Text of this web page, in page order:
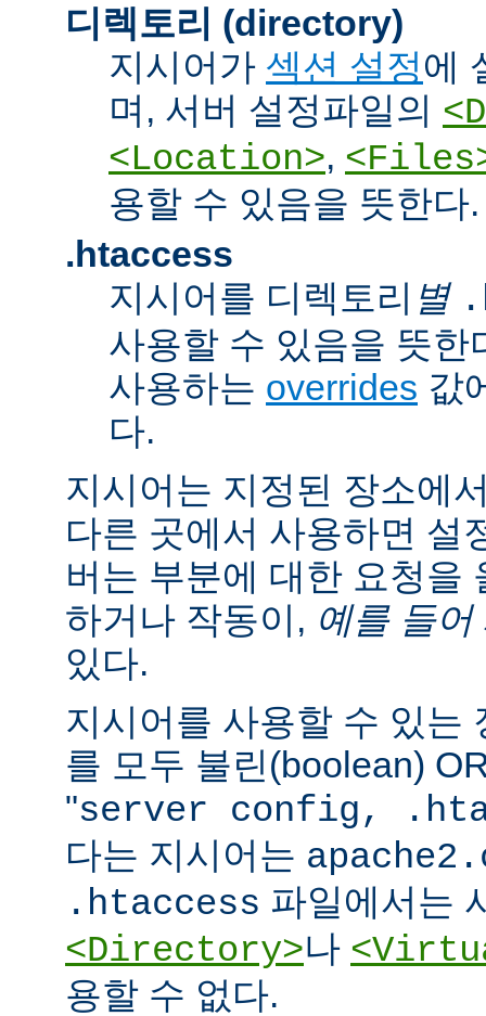
디렉토리 (directory)
지시어가 섹션 설정에
며, 서버 설정파일의
<Location>,
용할 수 있음을 뜻한다.
.htaccess
지시어를 디렉토리 별
사용할 수 있음을 뜻한
사용하는 overrides 값
다.
지시어는 지정된 장소에
다른 곳에서 사용하면 설
버는 부분에 대한 요청을
하거나 작동이, 예를 들어
있다.
지시어를 사용할 수 있는
를 모두 불린(boolean)
"server config,
다는 지시어는
.htaccess 파일에서는
<Directory>나
용할 수 없다.